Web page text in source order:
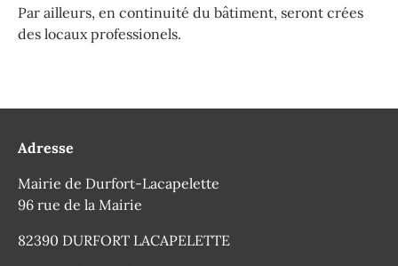
Par ailleurs, en continuité du bâtiment, seront crées
des locaux professionels.
Adresse
Mairie de Durfort-Lacapelette
96 rue de la Mairie
82390 DURFORT LACAPELETTE